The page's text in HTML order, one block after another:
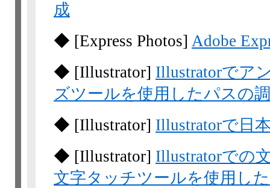
成
◆ [Express Photos] Adobe
◆ [Illustrator] Illustratorでア
ズツールを使用したパスの
◆ [Illustrator] Illustratorで日
◆ [Illustrator] Illustratorでの
文字タッチツールを使用し